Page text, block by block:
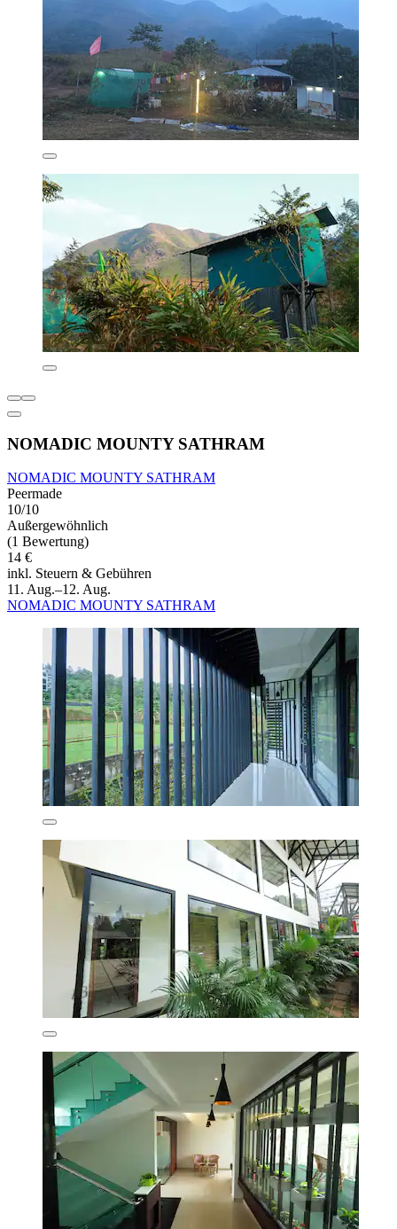
NOMADIC MOUNTY SATHRAM
NOMADIC MOUNTY SATHRAM
Peermade
10/10
Außergewöhnlich
(1 Bewertung)
14 €
inkl. Steuern & Gebühren
11. Aug.–12. Aug.
NOMADIC MOUNTY SATHRAM